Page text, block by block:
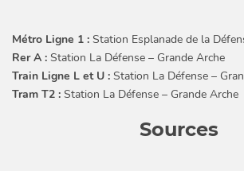
Métro Ligne 1 : Station Esplanade de la
Rer A : Station La Défense – Grande Arche
Train Ligne L et U : Station La Défense –
Tram T2 : Station La Défense – Grande Arche
Sources